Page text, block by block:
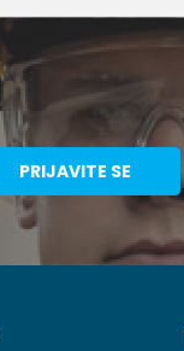
PRIJAVITE SE